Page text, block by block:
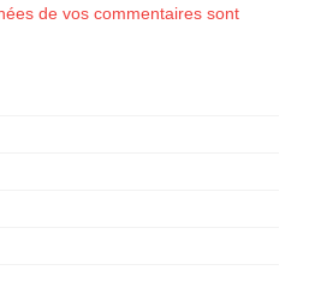
de vos commentaires sont